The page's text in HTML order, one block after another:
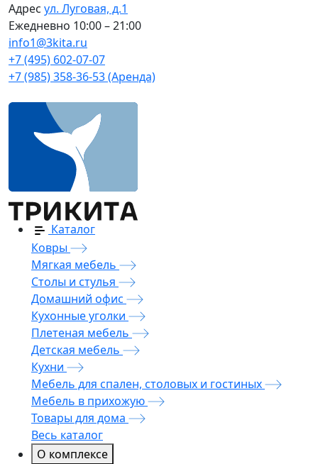
Адрес ул. Луговая, д.1
Ежедневно 10:00 – 21:00
info1@3kita.ru
+7 (495) 602-07-07
+7 (985) 358-36-53 (Аренда)
Каталог
Ковры
Мягкая мебель
Столы и стулья
Домашний офис
Кухонные уголки
Плетеная мебель
Детская мебель
Кухни
Мебель для спален, столовых и гостиных
Мебель в прихожую
Товары для дома
Весь каталог
О комплексе